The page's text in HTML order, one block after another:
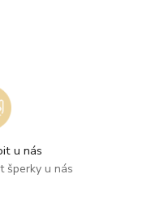
u nás
šperky u nás